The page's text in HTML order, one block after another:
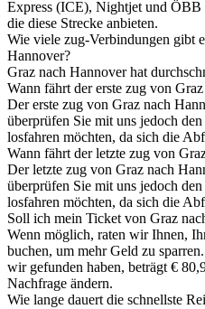
Express (ICE), Nightjet und
die diese Strecke anbieten.
Wie viele zug-Verbindungen gibt
Hannover?
Graz nach Hannover hat
Wann fährt der erste zug von
Der erste zug von Graz nach
überprüfen Sie mit uns jedoch
losfahren möchten, da sich die
Wann fährt der letzte zug von
Der letzte zug von Graz nach
überprüfen Sie mit uns jedoch
losfahren möchten, da sich die
Soll ich mein Ticket von Graz
Wenn möglich, raten wir Ihnen,
buchen, um mehr Geld zu
wir gefunden haben, beträgt €
Nachfrage ändern.
Wie lange dauert die schnellste